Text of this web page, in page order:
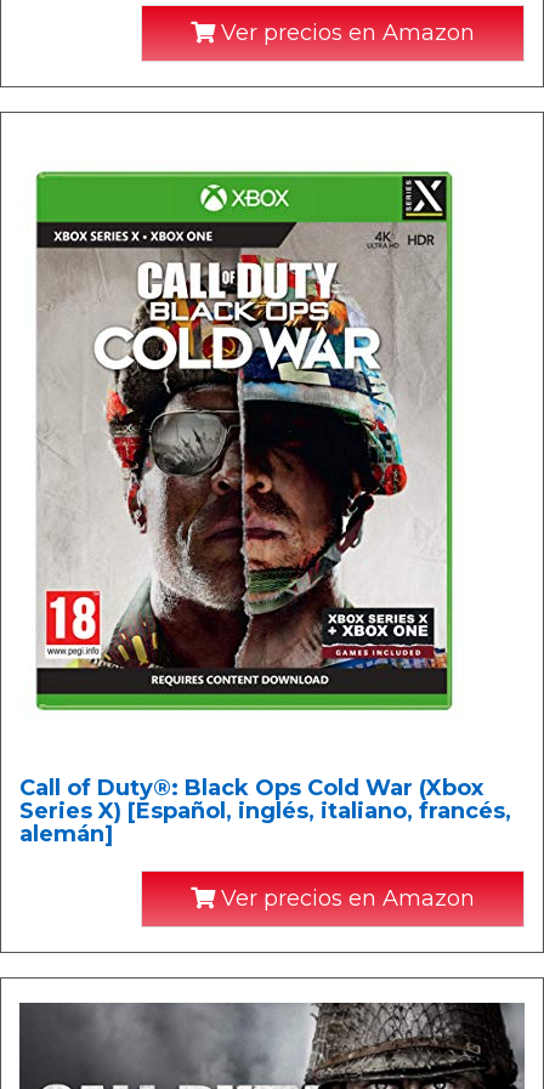
Ver precios en Amazon
Call of Duty®: Black Ops Cold War (Xbox
Series X) [Español, inglés, italiano, francés,
alemán]
Ver precios en Amazon